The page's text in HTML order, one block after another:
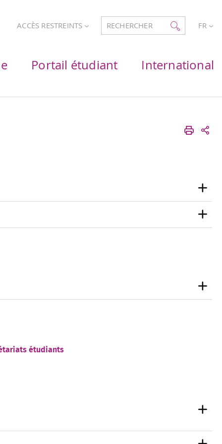
ACCÈS RESTREINTS RECHERCHER FR
Portail étudiant International
étudiants